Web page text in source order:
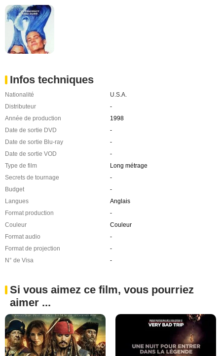
Infos techniques
Nationalité
U.S.A.
Distributeur
-
Année de production
1998
Date de sortie DVD
-
Date de sortie Blu-ray
-
Date de sortie VOD
-
Type de film
Long métrage
Secrets de tournage
-
Budget
-
Langues
Anglais
Format production
-
Couleur
Couleur
Format audio
-
Format de projection
-
N° de Visa
-
Si vous aimez ce film, vous pourriez
aimer ...